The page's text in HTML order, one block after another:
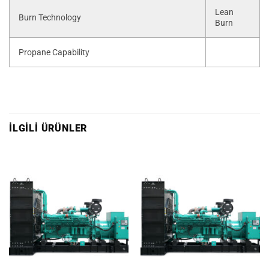
Burn Technology
Lean
Burn
Propane Capability
İLGILI ÜRÜNLER